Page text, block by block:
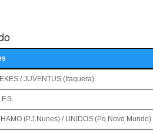
/ JUVENTUS (Itaquera)
(P.J.Nunes) / UNIDOS (Pq.Novo Mundo)